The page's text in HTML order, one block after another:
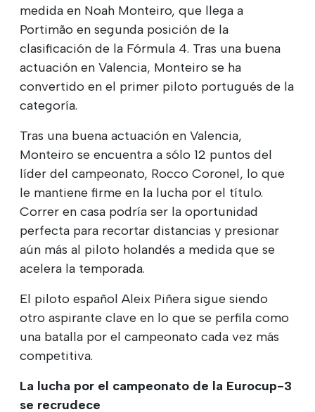
medida en Noah Monteiro, que llega a
Portimão en segunda posición de la
clasificación de la Fórmula 4. Tras una buena
actuación en Valencia, Monteiro se ha
convertido en el primer piloto portugués de la
categoría.
Tras una buena actuación en Valencia,
Monteiro se encuentra a sólo 12 puntos del
líder del campeonato, Rocco Coronel, lo que
le mantiene firme en la lucha por el título.
Correr en casa podría ser la oportunidad
perfecta para recortar distancias y presionar
aún más al piloto holandés a medida que se
acelera la temporada.
El piloto español Aleix Piñera sigue siendo
otro aspirante clave en lo que se perfila como
una batalla por el campeonato cada vez más
competitiva.
La lucha por el campeonato de la Eurocup-3
se recrudece